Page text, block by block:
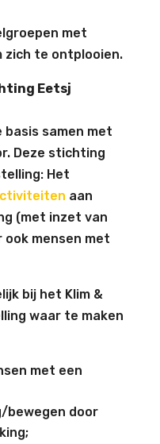
met
zich te ontplooien.
Eetsj
samen met
Deze stichting
Het
aan
(met inzet van
ook mensen met
bij het Klim &
waar te maken
met een
bewegen door